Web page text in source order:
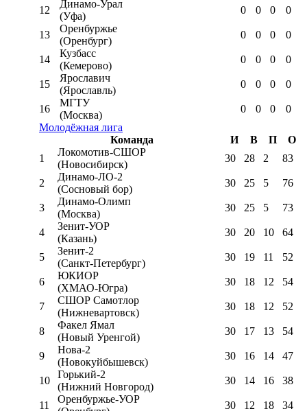
12
Динамо-Урал
(Уфа)
0 0 0 0
13
Оренбуржье
(Оренбург)
0 0 0 0
14
Кузбасс
(Кемерово)
0 0 0 0
15
Ярославич
(Ярославль)
0 0 0 0
16
МГТУ
(Москва)
0 0 0
0
Молодёжная лига
Команда
И В П
О
1
Локомотив-CШОР
(Новосибирск)
30 28 2 83
2
Динамо-ЛО-2
(Сосновый бор)
30 25 5 76
3
Динамо-Олимп
(Москва)
30 25 5 73
4
Зенит-УОР
(Казань)
30 20 10 64
5
Зенит-2
(Санкт-Петербург)
30 19 11 52
6
ЮКИОР
(ХМАО-Югра)
30 18 12 54
7
СШОР Самотлор
(Нижневартовск)
30 18 12 52
8
Факел Ямал
(Новый Уренгой)
30 17 13 54
9
Нова-2
(Новокуйбышевск)
30 16 14 47
10
Горький-2
(Нижний Новгород)
30 14 16 38
11
Оренбуржье-УОР
30 12 18 34